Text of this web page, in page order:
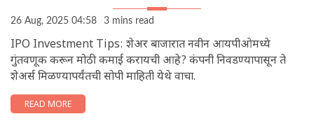
26 Aug, 2025 04:58 3 mins read
IPO Investment Tips: शेअर बाजारात नवीन आयपीओमध्ये
गुंतवणूक करून मोठी कमाई करायची आहे? कंपनी निवडण्यापासून ते
शेअर्स मिळण्यापर्यंतची सोपी माहिती येथे वाचा.
READ MORE